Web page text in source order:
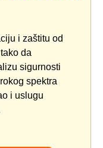
i zaštitu od
da
sigurnosti
spektra
i uslugu